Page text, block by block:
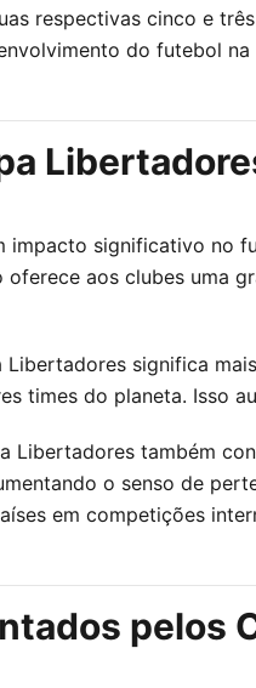
respectivas cinco e
do futebol na
impacto significativo no
oferece aos clubes uma
significa
times do planeta. Isso
Libertadores também
o senso de
em competições
pelos